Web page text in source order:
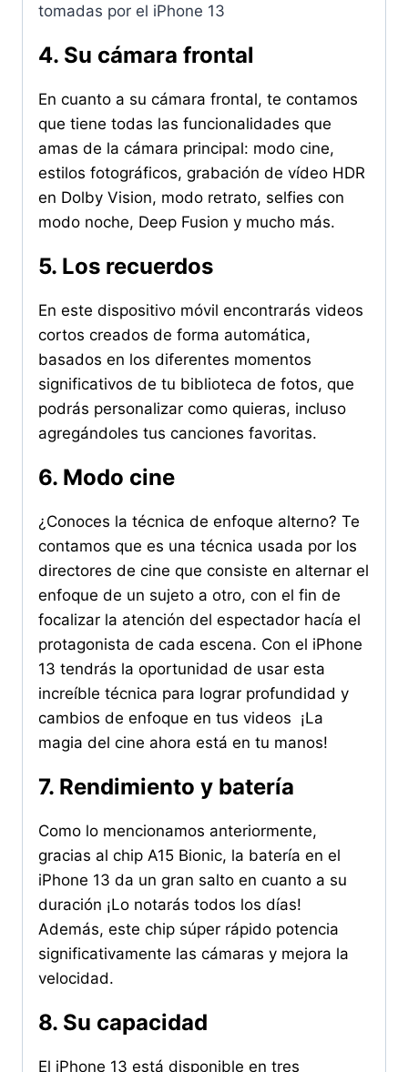
tomadas por el iPhone 13
4. Su cámara frontal
En cuanto a su cámara frontal, te contamos
que tiene todas las funcionalidades que
amas de la cámara principal: modo cine,
estilos fotográficos, grabación de vídeo HDR
en Dolby Vision, modo retrato, selfies con
modo noche, Deep Fusion y mucho más.
5. Los recuerdos
En este dispositivo móvil encontrarás videos
cortos creados de forma automática,
basados en los diferentes momentos
significativos de tu biblioteca de fotos, que
podrás personalizar como quieras, incluso
agregándoles tus canciones favoritas.
6. Modo cine
¿Conoces la técnica de enfoque alterno? Te
contamos que es una técnica usada por los
directores de cine que consiste en alternar el
enfoque de un sujeto a otro, con el fin de
focalizar la atención del espectador hacía el
protagonista de cada escena. Con el iPhone
13 tendrás la oportunidad de usar esta
increíble técnica para lograr profundidad y
cambios de enfoque en tus videos ¡La
magia del cine ahora está en tu manos!
7. Rendimiento y batería
Como lo mencionamos anteriormente,
gracias al chip A15 Bionic, la batería en el
iPhone 13 da un gran salto en cuanto a su
duración ¡Lo notarás todos los días!
Además, este chip súper rápido potencia
significativamente las cámaras y mejora la
velocidad.
8. Su capacidad
El iPhone 13 está disponible en tres